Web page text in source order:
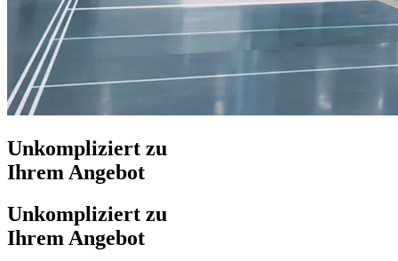
Unkompliziert zu
Ihrem Angebot
Unkompliziert zu
Ihrem Angebot